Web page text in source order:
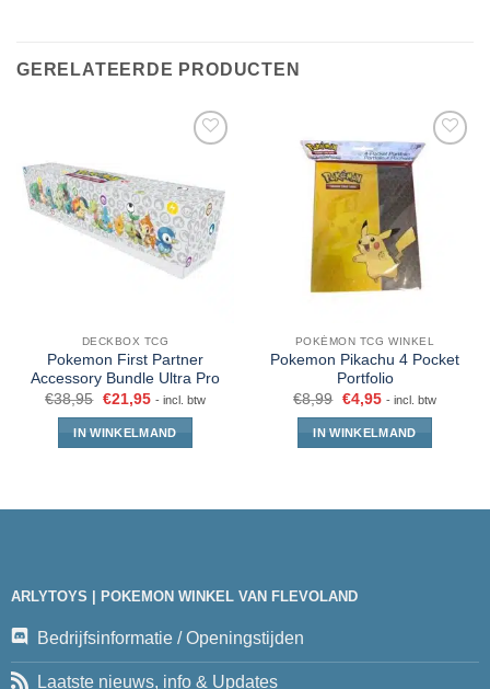
GERELATEERDE PRODUCTEN
DECKBOX TCG
Pokemon First Partner
Accessory Bundle Ultra Pro
€38,95 €21,95 - incl. btw
IN WINKELMAND
POKÉMON TCG WINKEL
Pokemon Pikachu 4 Pocket
Portfolio
€8,99 €4,95 - incl. btw
IN WINKELMAND
ARLYTOYS | POKEMON WINKEL VAN FLEVOLAND
Bedrijfsinformatie / Openingstijden
Laatste nieuws, info & Updates